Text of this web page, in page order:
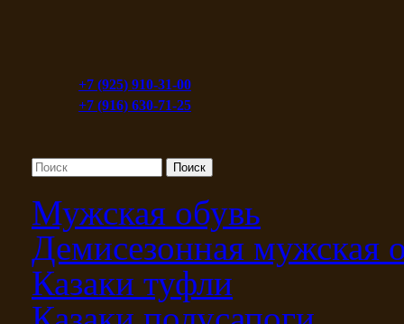
+7 (925) 910-31-00
+7 (916) 630-71-25
Мужская обувь
Демисезонная мужская
Казаки туфли